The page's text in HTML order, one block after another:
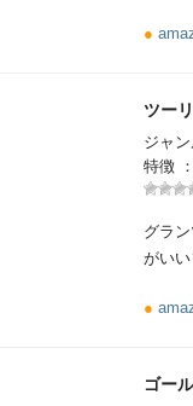
●
ツー
ジャン
特徴 ：
グラ
がいい
●
ゴー